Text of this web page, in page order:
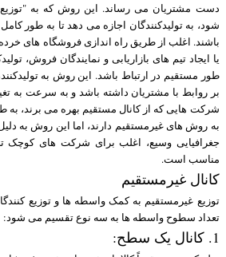
دست مشتریان می رساند. این روش که به
شود، به تولیدکنندگان اجازه می دهد تا به طور
باشند. اغلب از طریق راه اندازی فروشگاه های
یا ایجاد تیم های بازاریابی و نمایندگان فروش،
طور مستقیم در ارتباط باشد. این روش به
بر روابط با مشتریان داشته باشد و به سرعت به
شرکت هایی که از کانال مستقیم بهره می برند،
به روش های غیرمستقیم دارند، اما این روش به
جغرافیایی وسیع، اغلب برای شرکت های کوچک
مناسب است.
کانال غیرمستقیم
توزیع غیرمستقیم به کمک واسطه ها و توزیع
تعداد سطوح واسطه ها به سه نوع تقسیم می شود:
1. کانال یک سطح: